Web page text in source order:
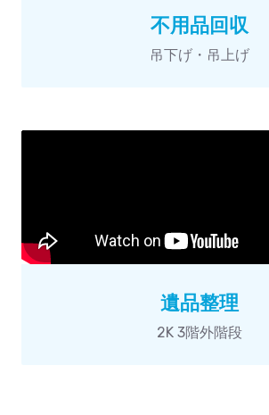
不用品回収
吊下げ・吊上げ
遺品整理
2K 3階外階段